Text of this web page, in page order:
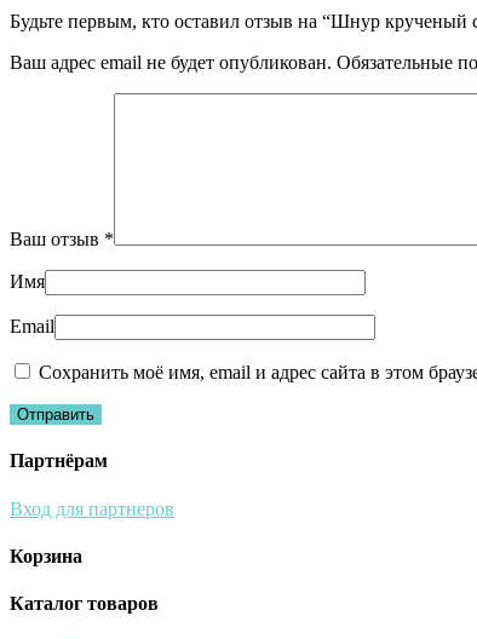
Будьте первым, кто оставил отзыв на “Шнур крученый
Ваш адрес email не будет опубликован. Обязательные
Ваш отзыв *
Имя
Email
Сохранить моё имя, email и адрес сайта в этом
Партнёрам
Вход для партнеров
Корзина
Каталог товаров